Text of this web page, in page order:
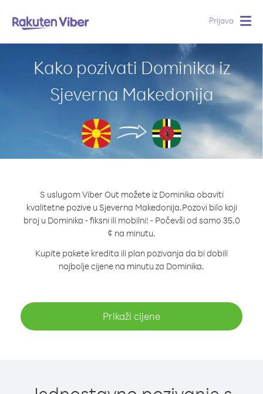
Prijava
Kako pozivati Dominika iz
Sjeverna Makedonija
S uslugom Viber Out možete iz Dominika obaviti
kvalitetne pozive u Sjeverna Makedonija.Pozovi bilo koji
broj u Dominika - fiksni ili mobilni! - Počevši od samo 35.0
¢ na minutu.
Kupite pakete kredita ili plan pozivanja da bi dobili
najbolje cijene na minutu za Dominika.
Prikaži cijene